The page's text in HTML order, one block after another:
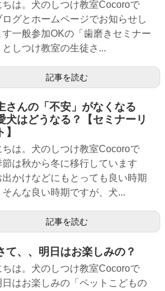
ちは。犬のしつけ教室Cocoroで
ログとホームページでお知らせし
す一般参加OKの「歯磨きセミナー
しつけ教室の生徒さ...
記事を読む
さんの「不安」がなくなる
犬はどうなる？【セミナーリ
ちは。犬のしつけ教室Cocoroで
節は秋から冬に移行しています
出かけなどにもとっても良い時期
そんな良い時期ですが、犬...
記事を読む
て、、明日はお楽しみの？
ちは。犬のしつけ教室Cocoroで
日はお楽しみの「ペットこどもの